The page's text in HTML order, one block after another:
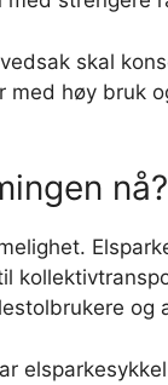
skal
høy bruk
nå?
og